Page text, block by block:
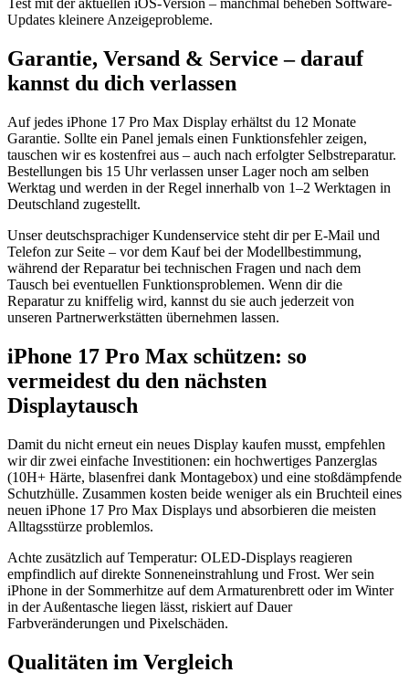
Test mit der aktuellen iOS-Version – manchmal beheben Software-
Updates kleinere Anzeigeprobleme.
Garantie, Versand & Service – darauf
kannst du dich verlassen
Auf jedes iPhone 17 Pro Max Display erhältst du 12 Monate
Garantie. Sollte ein Panel jemals einen Funktionsfehler zeigen,
tauschen wir es kostenfrei aus – auch nach erfolgter Selbstreparatur.
Bestellungen bis 15 Uhr verlassen unser Lager noch am selben
Werktag und werden in der Regel innerhalb von 1–2 Werktagen in
Deutschland zugestellt.
Unser deutschsprachiger Kundenservice steht dir per E-Mail und
Telefon zur Seite – vor dem Kauf bei der Modellbestimmung,
während der Reparatur bei technischen Fragen und nach dem
Tausch bei eventuellen Funktionsproblemen. Wenn dir die
Reparatur zu kniffelig wird, kannst du sie auch jederzeit von
unseren Partnerwerkstätten übernehmen lassen.
iPhone 17 Pro Max schützen: so
vermeidest du den nächsten
Displaytausch
Damit du nicht erneut ein neues Display kaufen musst, empfehlen
wir dir zwei einfache Investitionen: ein hochwertiges Panzerglas
(10H+ Härte, blasenfrei dank Montagebox) und eine stoßdämpfende
Schutzhülle. Zusammen kosten beide weniger als ein Bruchteil eines
neuen iPhone 17 Pro Max Displays und absorbieren die meisten
Alltagsstürze problemlos.
Achte zusätzlich auf Temperatur: OLED-Displays reagieren
empfindlich auf direkte Sonneneinstrahlung und Frost. Wer sein
iPhone in der Sommerhitze auf dem Armaturenbrett oder im Winter
in der Außentasche liegen lässt, riskiert auf Dauer
Farbveränderungen und Pixelschäden.
Qualitäten im Vergleich